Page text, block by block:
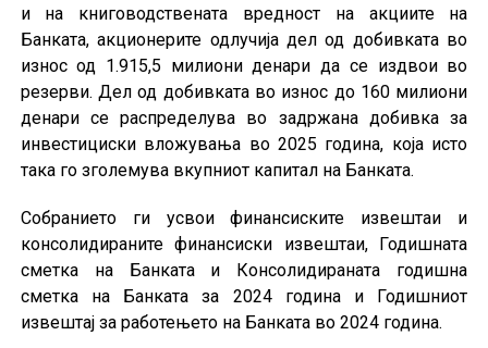
и на книговодствената вредност на акциите на
Банката, акционерите одлучија дел од добивката во
износ од 1.915,5 милиони денари да се издвои во
резерви. Дел од добивката во износ до 160 милиони
денари се распределува во задржана добивка за
инвестициски вложувања во 2025 година, која исто
така го зголемува вкупниот капитал на Банката.
Собранието ги усвои финансиските извештаи и
консолидираните финансиски извештаи, Годишната
сметка на Банката и Консолидираната годишна
сметка на Банката за 2024 година и Годишниот
извештај за работењето на Банката во 2024 година.